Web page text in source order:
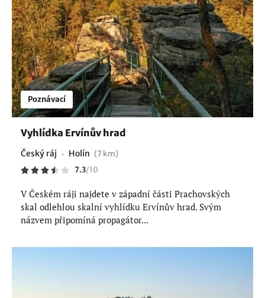
Poznávací
Vyhlídka Ervínův hrad
Český ráj Holín (7 km)
7.3/10
V Českém ráji najdete v západní části Prachovských
skal odlehlou skalní vyhlídku Ervínův hrad. Svým
názvem připomíná propagátor...